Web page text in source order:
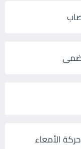
الأمعاء